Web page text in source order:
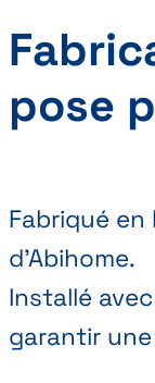
pose
Fabriqué en
d’Abihome.
Installé
garantir